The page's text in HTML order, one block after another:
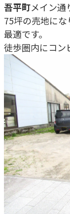
吾平町メイン通
75坪の売地に
最適です。
徒歩圏内にコン